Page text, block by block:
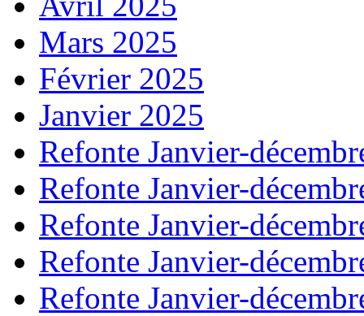
Mars 2025
Février 2025
Janvier 2025
Refonte Janvier-
Refonte Janvier-
Refonte Janvier-
Refonte Janvier-
Refonte Janvier-